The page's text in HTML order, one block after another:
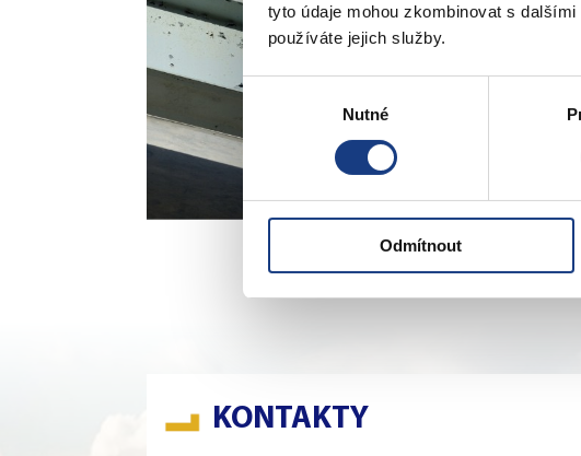
tyto údaje mohou zkombinovat s
používáte jejich služby.
Výběr
Nutné
Odmítnout
KONTAKTY